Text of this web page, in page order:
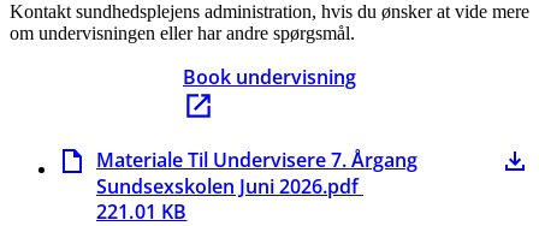
Kontakt sundhedsplejens administration, hvis du ønsker at vide mere
om undervisningen eller har andre spørgsmål.
Book undervisning
Materiale Til Undervisere 7. Årgang
Sundsexskolen Juni 2026.pdf
221.01 KB